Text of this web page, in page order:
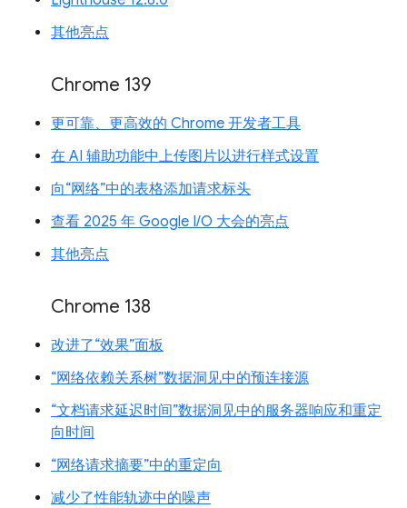
其他亮点
Chrome 139
更可靠、更高效的 Chrome 开发者工具
在 AI 辅助功能中上传图片以进行样式设置
向“网络”中的表格添加请求标头
查看 2025 年 Google I/O 大会的亮点
其他亮点
Chrome 138
改进了“效果”面板
“网络依赖关系树”数据洞见中的预连接源
“文档请求延迟时间”数据洞见中的服务器响应和重定
向时间
“网络请求摘要”中的重定向
减少了性能轨迹中的噪声